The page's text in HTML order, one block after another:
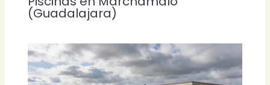
(Guadalajara)